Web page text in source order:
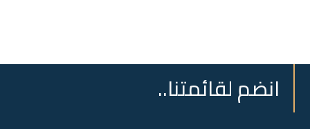
انضم لقائمتنا..